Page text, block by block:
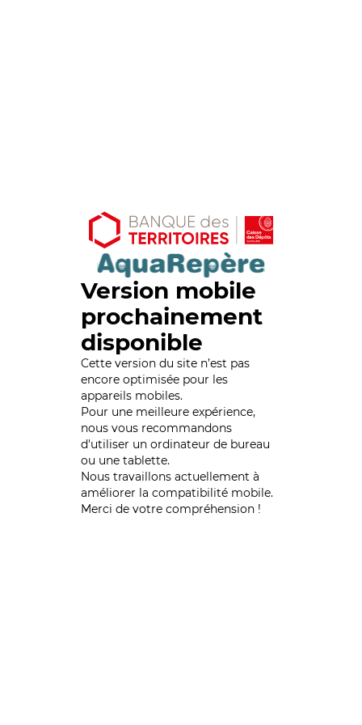
Version mobile
prochainement
disponible
Cette version du site n’est pas
encore optimisée pour les
appareils mobiles.
Pour une meilleure expérience,
nous vous recommandons
d'utiliser un ordinateur de bureau
ou une tablette.
Nous travaillons actuellement à
améliorer la compatibilité mobile.
Merci de votre compréhension !